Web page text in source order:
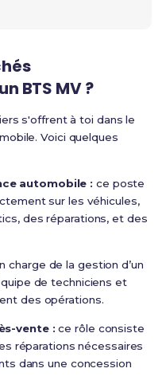
BTS MV ?
s'offrent à toi dans le
Voici quelques
automobile : ce poste
sur les véhicules,
des réparations, et des
charge de la gestion d’un
de techniciens et
des opérations.
vente : ce rôle consiste
réparations nécessaires
dans une concession